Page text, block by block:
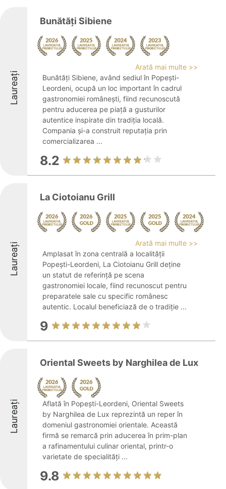
Laureați
Bunătăți Sibiene
Arată mai multe >>
Bunătăți Sibiene, având sediul în Popești-
Leordeni, ocupă un loc important în cadrul
gastronomiei românești, fiind recunoscută
pentru aducerea pe piață a gusturilor
autentice inspirate din tradiția locală.
Compania și-a construit reputația prin
comercializarea ...
8.2
Laureați
La Ciotoianu Grill
Arată mai multe >>
Amplasat în zona centrală a localității
Popești-Leordeni, La Ciotoianu Grill deține
un statut de referință pe scena
gastronomiei locale, fiind recunoscut pentru
preparatele sale cu specific românesc
autentic. Localul beneficiază de o tradiție ...
9
Laureați
Oriental Sweets by Narghilea de Lux
Aflată în Popești-Leordeni, Oriental Sweets
by Narghilea de Lux reprezintă un reper în
domeniul gastronomiei orientale. Această
firmă se remarcă prin aducerea în prim-plan
a rafinamentului culinar oriental, printr-o
varietate de specialități ...
9.8